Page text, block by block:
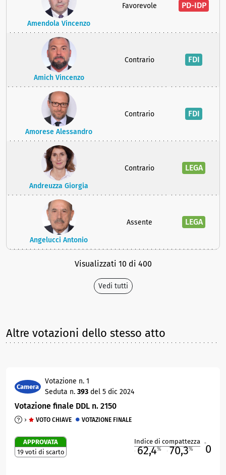
Amendola Vincenzo
Favorevole PD-IDP
Amich Vincenzo
Contrario FDI
Amorese Alessandro
Contrario FDI
Andreuzza Giorgia
Contrario LEGA
Angelucci Antonio
Assente LEGA
Visualizzati 10 di 400
Vedi tutti
Altre votazioni dello stesso atto
Camera
Votazione n. 1
Seduta n. 393 del 5 dic 2024
Votazione finale DDL n. 2150
VOTO CHIAVE VOTAZIONE FINALE
APPROVATA
19 voti di scarto
Indice di compattezza
62,4% 70,3% 0